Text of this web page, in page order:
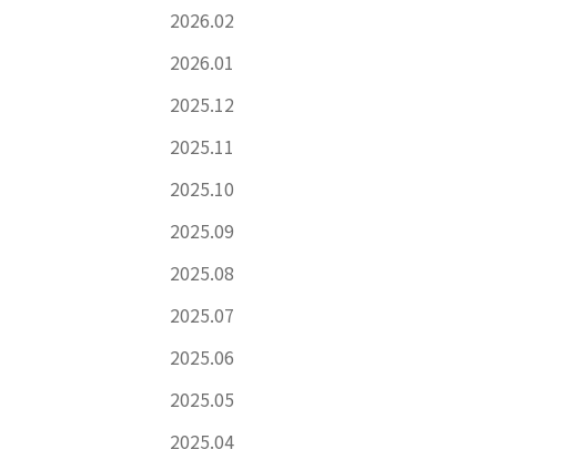
2026.02
2026.01
2025.12
2025.11
2025.10
2025.09
2025.08
2025.07
2025.06
2025.05
2025.04